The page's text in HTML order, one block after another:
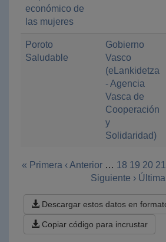
económico de
las mujeres
Poroto
Saludable
Gobierno
Vasco
(eLankidetza
- Agencia
Vasca de
Cooperación
y
Solidaridad)
« Primera ‹ Anterior … 18 19 20 21
Siguiente ›
Descargar estos datos en
Copiar código para incrustar